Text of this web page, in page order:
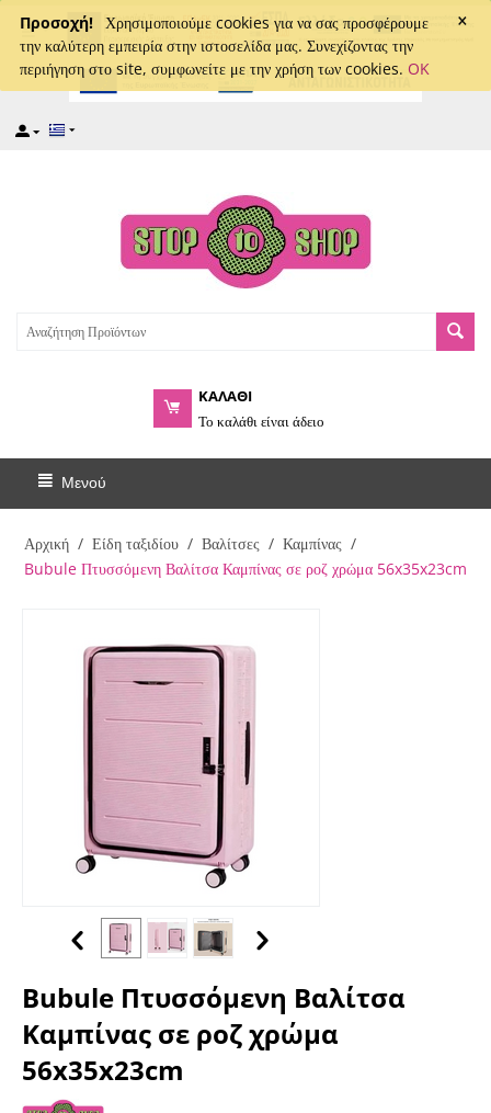
×
Προσοχή! Χρησιμοποιούμε cookies για να σας προσφέρουμε
την καλύτερη εμπειρία στην ιστοσελίδα μας. Συνεχίζοντας την
περιήγηση στο site, συμφωνείτε με την χρήση των cookies. OK
captcha
ΚΑΛΑΘΙ
Το καλάθι είναι άδειο
Μενού
Αρχική / Είδη ταξιδίου / Βαλίτσες / Καμπίνας /
Bubule Πτυσσόμενη Βαλίτσα Καμπίνας σε ροζ χρώμα 56x35x23cm
Bubule Πτυσσόμενη Βαλίτσα
Καμπίνας σε ροζ χρώμα
56x35x23cm